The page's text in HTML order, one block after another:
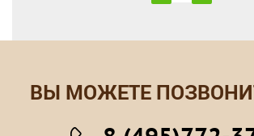
ВЫ МОЖЕТЕ